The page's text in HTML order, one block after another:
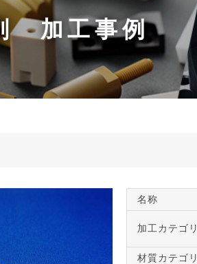
加工事例
名称
加工カテゴリ
材質カテゴリ